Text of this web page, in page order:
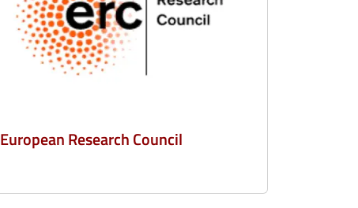
European Research Council